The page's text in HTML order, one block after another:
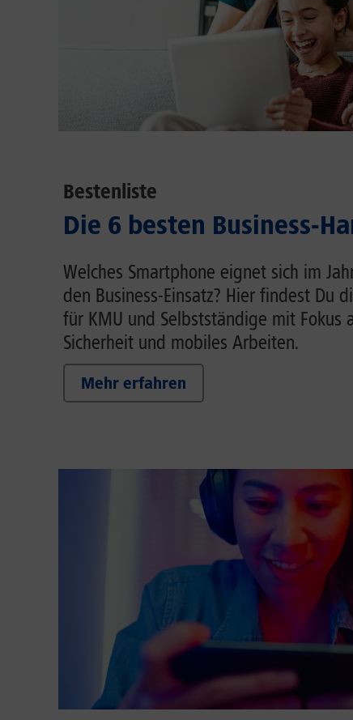
Bestenliste
Die 6 besten Business-
Welches Smartphone eignet sich im
den Business-Einsatz? Hier findest Du
für KMU und Selbstständige mit Fokus
Sicherheit und mobiles Arbeiten.
Mehr erfahren